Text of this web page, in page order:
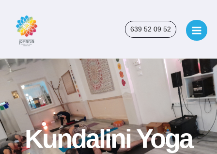
contenido
639 52 09 52
Menu
Kundalini Yoga